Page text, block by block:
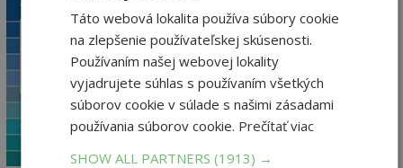
37
Experimental Surgery
Václav Liška
Na sklade
pridať do košíka
Táto webová lokalita používa súbory cookie
na zlepšenie používateľskej skúsenosti.
Používaním našej webovej lokality
vyjadrujete súhlas s používaním všetkých
súborov cookie v súlade s našimi zásadami
používania súborov cookie. Prečítať viac
SHOW ALL PARTNERS(1913) →